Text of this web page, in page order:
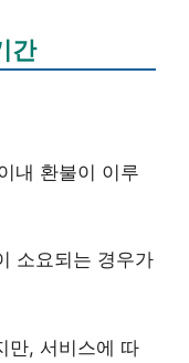
간
내 환불이 이루
소요되는 경우가
만, 서비스에 따